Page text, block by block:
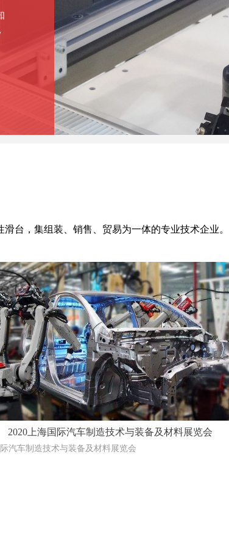
台，集组装、销售、贸易为一体的专业技术企业。
2020上海国际汽车制造技术与装备及材料展览会
汽车制造技术与装备及材料展览会